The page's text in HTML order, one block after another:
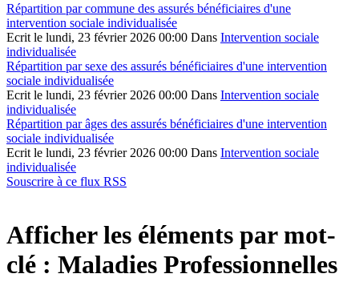
Répartition par commune des assurés bénéficiaires d'une
intervention sociale individualisée
Ecrit le lundi, 23 février 2026 00:00 Dans Intervention sociale
individualisée
Répartition par sexe des assurés bénéficiaires d'une intervention
sociale individualisée
Ecrit le lundi, 23 février 2026 00:00 Dans Intervention sociale
individualisée
Répartition par âges des assurés bénéficiaires d'une intervention
sociale individualisée
Ecrit le lundi, 23 février 2026 00:00 Dans Intervention sociale
individualisée
Souscrire à ce flux RSS
Afficher les éléments par mot-
clé : Maladies Professionnelles